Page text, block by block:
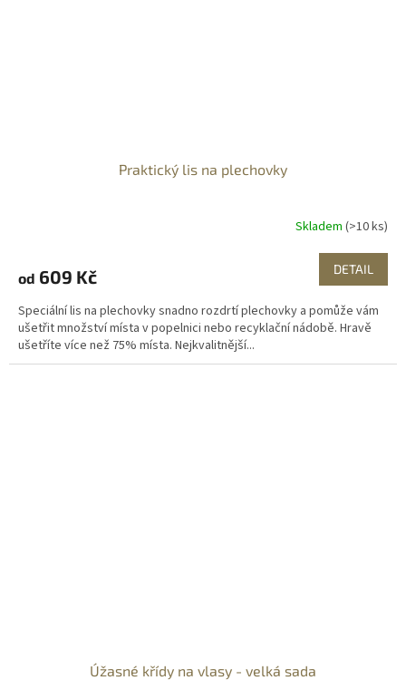
Praktický lis na plechovky
Skladem (>10 ks)
od 609 Kč DETAIL
Speciální lis na plechovky snadno rozdrtí plechovky a pomůže vám
ušetřit množství místa v popelnici nebo recyklační nádobě. Hravě
ušetříte více než 75% místa. Nejkvalitnější...
Úžasné křídy na vlasy - velká sada